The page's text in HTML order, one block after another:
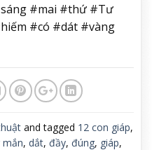
#mai #thứ #Tư
#có #dát #vàng
and tagged 12 con giáp,
mắn, dắt, đầy, đúng, giáp,